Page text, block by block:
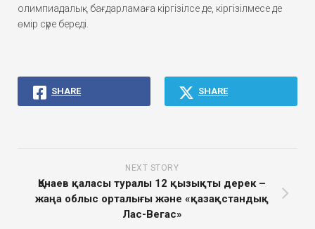
олимпиадалық бағдарламаға кіргізілсе де, кіргізілмесе де
өмір сүре береді.
SHARE SHARE
NEXT STORY
Қонаев қаласы туралы 12 қызықты дерек –
жаңа облыс орталығы және «қазақстандық
Лас-Вегас»